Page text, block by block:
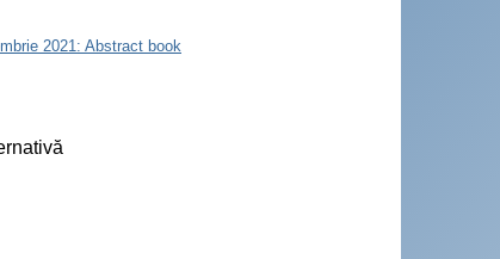
2021: Abstract book